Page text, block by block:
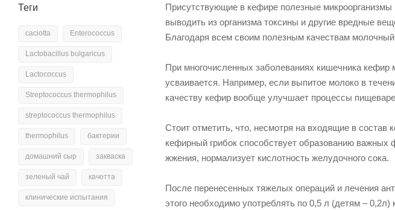
Присутствующие в кефире полезные
выводить из организма токсины и другие вредные
Благодаря всем своим полезным качествам
При многочисленных заболеваниях кишечника кефир
усваивается. Например, если выпитое молоко в
качеству кефир вообще улучшает процессы
Стоит отметить, что, несмотря на входящие в состав
кефирный грибок способствует образованию
жжения, нормализует кислотность желудочного сока.
После перенесенных тяжелых операций и лечения
этого необходимо употреблять по 0,5 л (детям –
Теги
caciotta Enterococcus
Lactobacillus bulgaricus
Lactococcus
Streptococcus thermophilus
streptococcus thermophilus
thermophilus бактерии
домашний сыр закваска
зеленый чай качотта
клинические испытания